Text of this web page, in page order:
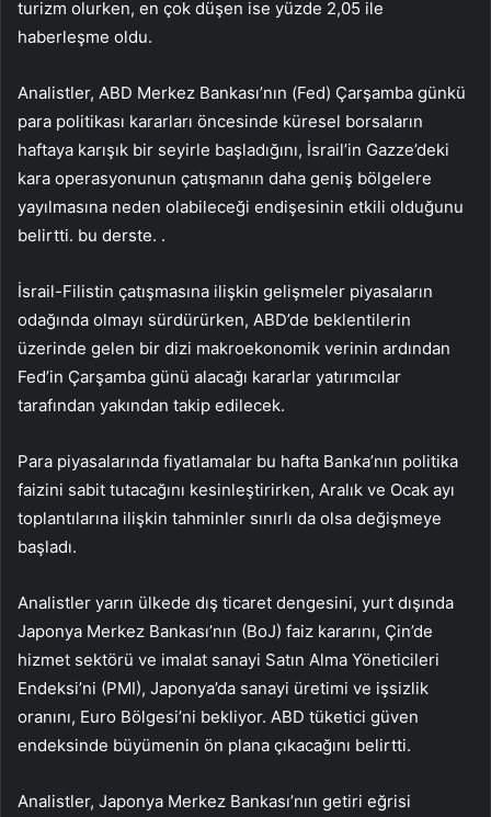
turizm olurken, en çok düşen ise yüzde 2,05 ile
haberleşme oldu.
Analistler, ABD Merkez Bankası’nın (Fed) Çarşamba günkü
para politikası kararları öncesinde küresel borsaların
haftaya karışık bir seyirle başladığını, İsrail’in Gazze’deki
kara operasyonunun çatışmanın daha geniş bölgelere
yayılmasına neden olabileceği endişesinin etkili olduğunu
belirtti. bu derste. .
İsrail-Filistin çatışmasına ilişkin gelişmeler piyasaların
odağında olmayı sürdürürken, ABD’de beklentilerin
üzerinde gelen bir dizi makroekonomik verinin ardından
Fed’in Çarşamba günü alacağı kararlar yatırımcılar
tarafından yakından takip edilecek.
Para piyasalarında fiyatlamalar bu hafta Banka’nın politika
faizini sabit tutacağını kesinleştirirken, Aralık ve Ocak ayı
toplantılarına ilişkin tahminler sınırlı da olsa değişmeye
başladı.
Analistler yarın ülkede dış ticaret dengesini, yurt dışında
Japonya Merkez Bankası’nın (BoJ) faiz kararını, Çin’de
hizmet sektörü ve imalat sanayi Satın Alma Yöneticileri
Endeksi’ni (PMI), Japonya’da sanayi üretimi ve işsizlik
oranını, Euro Bölgesi’ni bekliyor. ABD tüketici güven
endeksinde büyümenin ön plana çıkacağını belirtti.
Analistler, Japonya Merkez Bankası’nın getiri eğrisi